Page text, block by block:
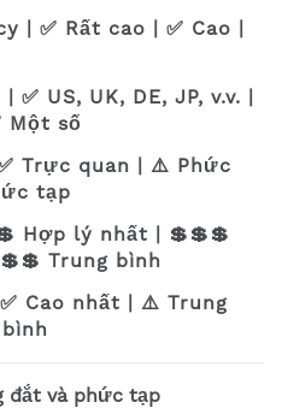
| ✅ Rất cao | ✅ Cao |
US, UK, DE, JP, v.v. |
Một số
Trực quan | ⚠️ Phức
tạp
Hợp lý nhất | 💲💲💲
Trung bình
Cao nhất | ⚠️ Trung
đắt và phức tạp